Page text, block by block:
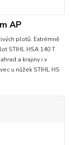
AP
plotů. Extrémně
STIHL HSA 140 T
a krajiny i v
u nůžek STIHL HS